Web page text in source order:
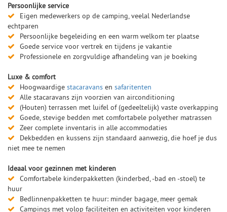
Persoonlijke service
Eigen medewerkers op de camping, veelal Nederlandse
echtparen
Persoonlijke begeleiding en een warm welkom ter plaatse
Goede service voor vertrek en tijdens je vakantie
Professionele en zorgvuldige afhandeling van je boeking
Luxe & comfort
Hoogwaardige stacaravans en safaritenten
Alle stacaravans zijn voorzien van airconditioning
(Houten) terrassen met luifel of (gedeeltelijk) vaste overkapping
Goede, stevige bedden met comfortabele polyether matrassen
Zeer complete inventaris in alle accommodaties
Dekbedden en kussens zijn standaard aanwezig, die hoef je dus
niet mee te nemen
Ideaal voor gezinnen met kinderen
Comfortabele kinderpakketten (kinderbed, -bad en -stoel) te
huur
Bedlinnenpakketten te huur: minder bagage, meer gemak
Campings met volop faciliteiten en activiteiten voor kinderen